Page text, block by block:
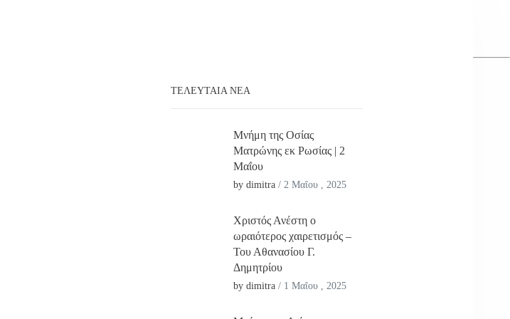
ΤΕΛΕΥΤΑΊΑ ΝΕΑ
Μνήμη της Οσίας
Ματρώνης εκ Ρωσίας | 2
Μαΐου
by dimitra / 2 Μαΐου , 2025
Χριστός Ανέστη ο
ωραιότερος χαιρετισμός –
Του Αθανασίου Γ.
Δημητρίου
by dimitra / 1 Μαΐου , 2025